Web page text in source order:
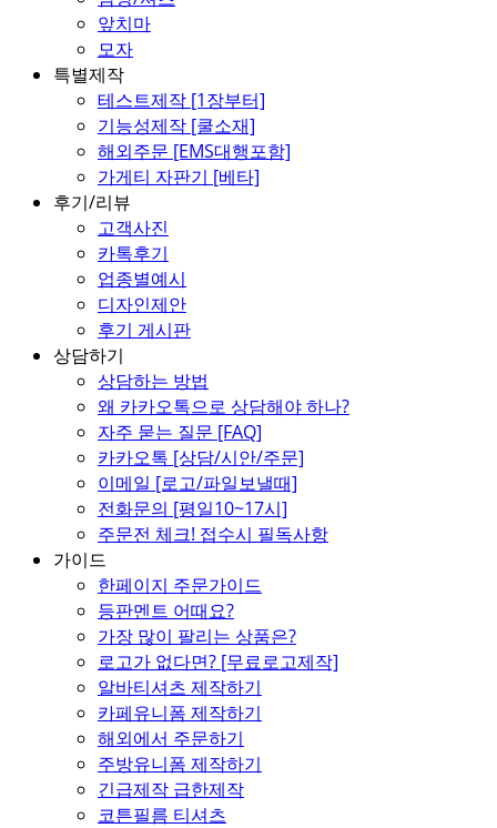
앞치마
모자
특별제작
테스트제작 [1장부터]
기능성제작 [쿨소재]
해외주문 [EMS대행포함]
가게티 자판기 [베타]
후기/리뷰
고객사진
카톡후기
업종별예시
디자인제안
후기 게시판
상담하기
상담하는 방법
왜 카카오톡으로 상담해야 하나?
자주 묻는 질문 [FAQ]
카카오톡 [상담/시안/주문]
이메일 [로고/파일보낼때]
전화문의 [평일10~17시]
주문전 체크! 접수시 필독사항
가이드
한페이지 주문가이드
등판멘트 어때요?
가장 많이 팔리는 상품은?
로고가 없다면? [무료로고제작]
알바티셔츠 제작하기
카페유니폼 제작하기
해외에서 주문하기
주방유니폼 제작하기
긴급제작 급한제작
코튼필름 티셔츠